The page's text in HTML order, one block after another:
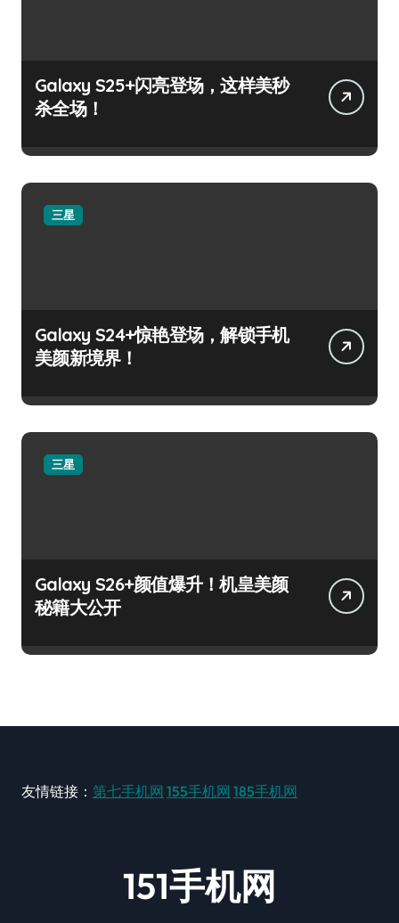
Galaxy S25+闪亮登场，这样美秒
杀全场！
三星
Galaxy S24+惊艳登场，解锁手机
美颜新境界！
三星
Galaxy S26+颜值爆升！机皇美颜
秘籍大公开
友情链接： 第七手机网 155手机网 185手机网
151手机网